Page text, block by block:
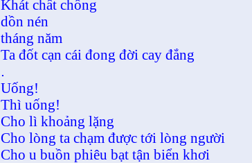
Khát chất chồng
dồn nén
tháng năm
Ta đốt cạn cái đong đời cay đắng
.
Uống!
Thì uống!
Cho lì khoảng lặng
Cho lòng ta chạm được tới lòng người
Cho u buồn phiêu bạt tận biển khơi